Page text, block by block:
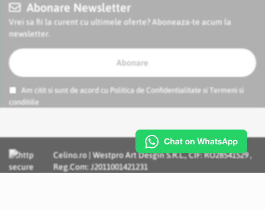
Abonare Newsletter
Vrei sa fii la curent cu ultimele oferte? Aboneaza-te acum la
newsletter.
Abonare
Am citit si sunt de acord cu Politica de Confidentialitate si
Termeni si
conditiile
Celino.ro | Westpro Art Desgin S.R.L., CIF: RO28541529 ,
Reg.Com: J2011001421231